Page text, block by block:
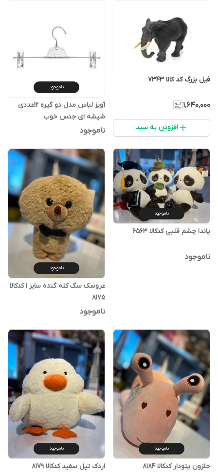
فیل بزرگ کد کالا ۷۳۴۳
۱٬۶۴۰٬۰۰۰
افزودن به سبد
ناموجود
آویز لباس مدل دو گیره ۱۲عددی
شیشه ای جنس خوب
ناموجود
ناموجود
پاندا چشم قلبی کدکالا ۶۵۶۳
ناموجود
ناموجود
عروسک سگ کله گنده سایز ۱ کدکالا
۸۱۷۵
ناموجود
ناموجود
حلزون پتودار کدکالا ۸۱۸۴
ناموجود
اردک تپل سفید کدکالا ۸۱۷۹